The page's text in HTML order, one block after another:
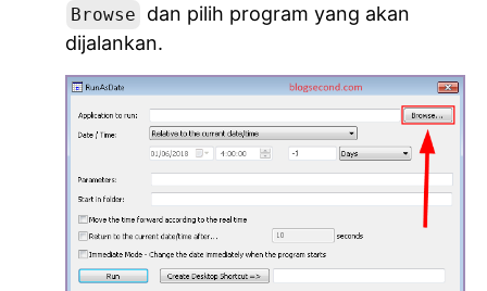
Browse
dan pilih program yang akan
dijalankan.